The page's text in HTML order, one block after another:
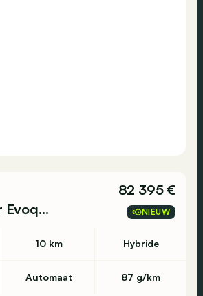
Range Rover Evoque
82 395 €
NIEUW
10 km Hybride
Automaat 87 g/km